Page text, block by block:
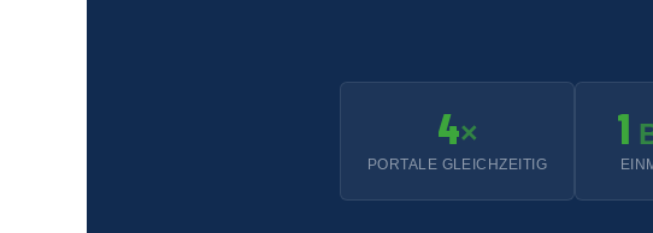
4×
PORTALE GLEICHZEITIG
1